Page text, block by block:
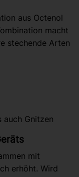
aus Octenol
macht
stechende Arten
auch Gnitzen
mit
erhöht. Wird